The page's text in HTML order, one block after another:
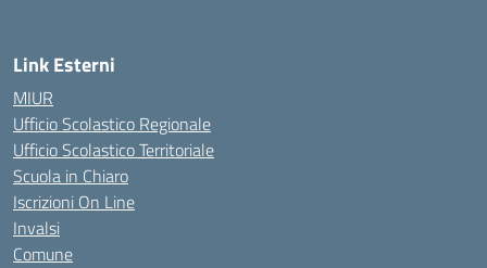
Link Esterni
MIUR
Ufficio Scolastico Regionale
Ufficio Scolastico Territoriale
Scuola in Chiaro
Iscrizioni On Line
Invalsi
Comune